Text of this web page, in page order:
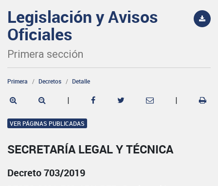
Legislación y Avisos
Oficiales
Primera sección
Primera Decretos Detalle
| |
VER PÁGINAS PUBLICADAS
SECRETARÍA LEGAL Y TÉCNICA
Decreto 703/2019